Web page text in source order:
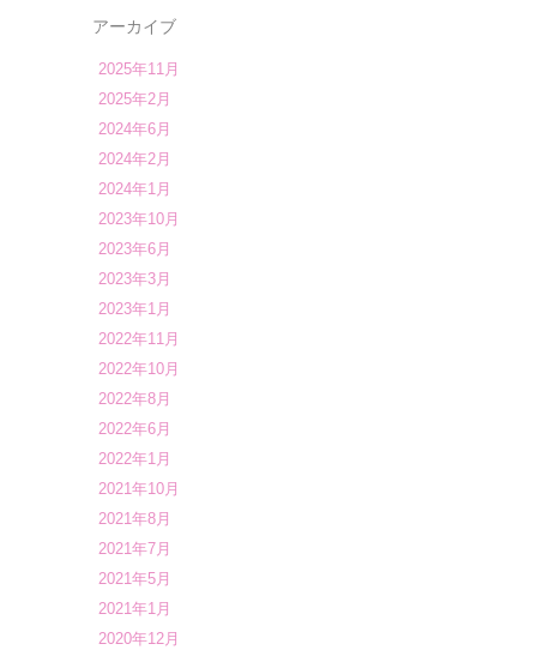
アーカイブ
2025年11月
2025年2月
2024年6月
2024年2月
2024年1月
2023年10月
2023年6月
2023年3月
2023年1月
2022年11月
2022年10月
2022年8月
2022年6月
2022年1月
2021年10月
2021年8月
2021年7月
2021年5月
2021年1月
2020年12月